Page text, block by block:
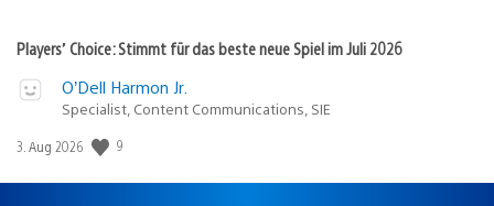
Players’ Choice: Stimmt für das beste neue Spiel im Juli 2026
O’Dell Harmon Jr.
Specialist, Content Communications, SIE
Veröffentlichungsdatum:
3. Aug 2026 9